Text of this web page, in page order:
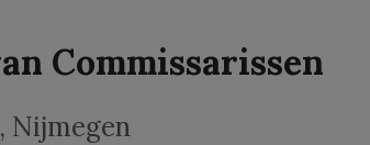
Commissarissen
, Nijmegen